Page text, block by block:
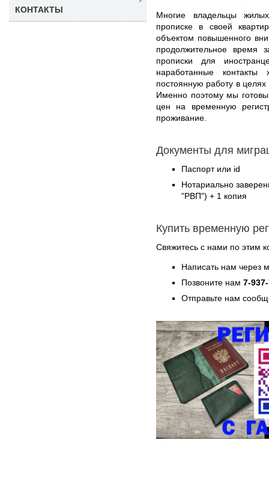
Многие владельцы
прописке в своей
объектом повышенного
продолжительное время
прописки для
наработанные
постоянную работу в
Именно поэтому мы
цен на временную
проживание.
Документы для
Паспорт или id
Нотариально
"РВП") + 1 копия
Купить временную
Свяжитесь с нами по этим
Написать нам через
Позвоните нам 7-
Отправьте нам
КОНТАКТЫ